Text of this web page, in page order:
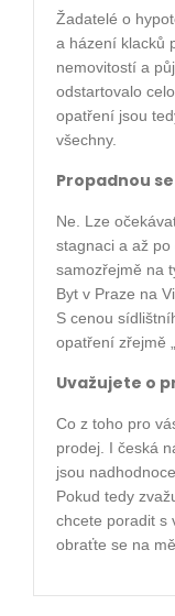
Žadatelé o
a házení klacků
nemovitostí a
odstartovalo
opatření jsou
všechny.
Propadnou
Ne. Lze
stagnaci a až
samozřejmě na
Byt v Praze na
S cenou
opatření zřejmě
Uvažujete o
Co z toho pro
prodej. I česká
jsou
Pokud tedy
chcete poradit s
obraťte se na